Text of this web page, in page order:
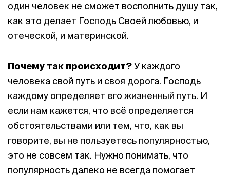
один человек не сможет восполнить душу так,
как это делает Господь Своей любовью, и
отеческой, и материнской.
Почему так происходит?У каждого
человека свой путь и своя дорога. Господь
каждому определяет его жизненный путь. И
если нам кажется, что всё определяется
обстоятельствами или тем, что, как вы
говорите, вы не пользуетесь популярностью,
это не совсем так. Нужно понимать, что
популярность далеко не всегда помогает